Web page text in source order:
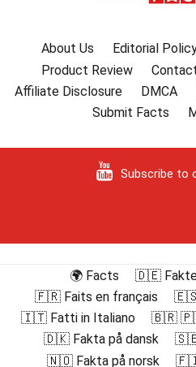
About Us Editorial
Product Review
Affiliate Disclosure
DMCA
Submit Facts
Subscribe to
🌍 Facts
🇩🇪
🇫🇷 Faits en français
🇪🇸
🇮🇹 Fatti in Italiano
🇧🇷 🇵🇹
🇩🇰 Fakta på dansk
🇸🇪
🇳🇴 Fakta på norsk
🇫🇮